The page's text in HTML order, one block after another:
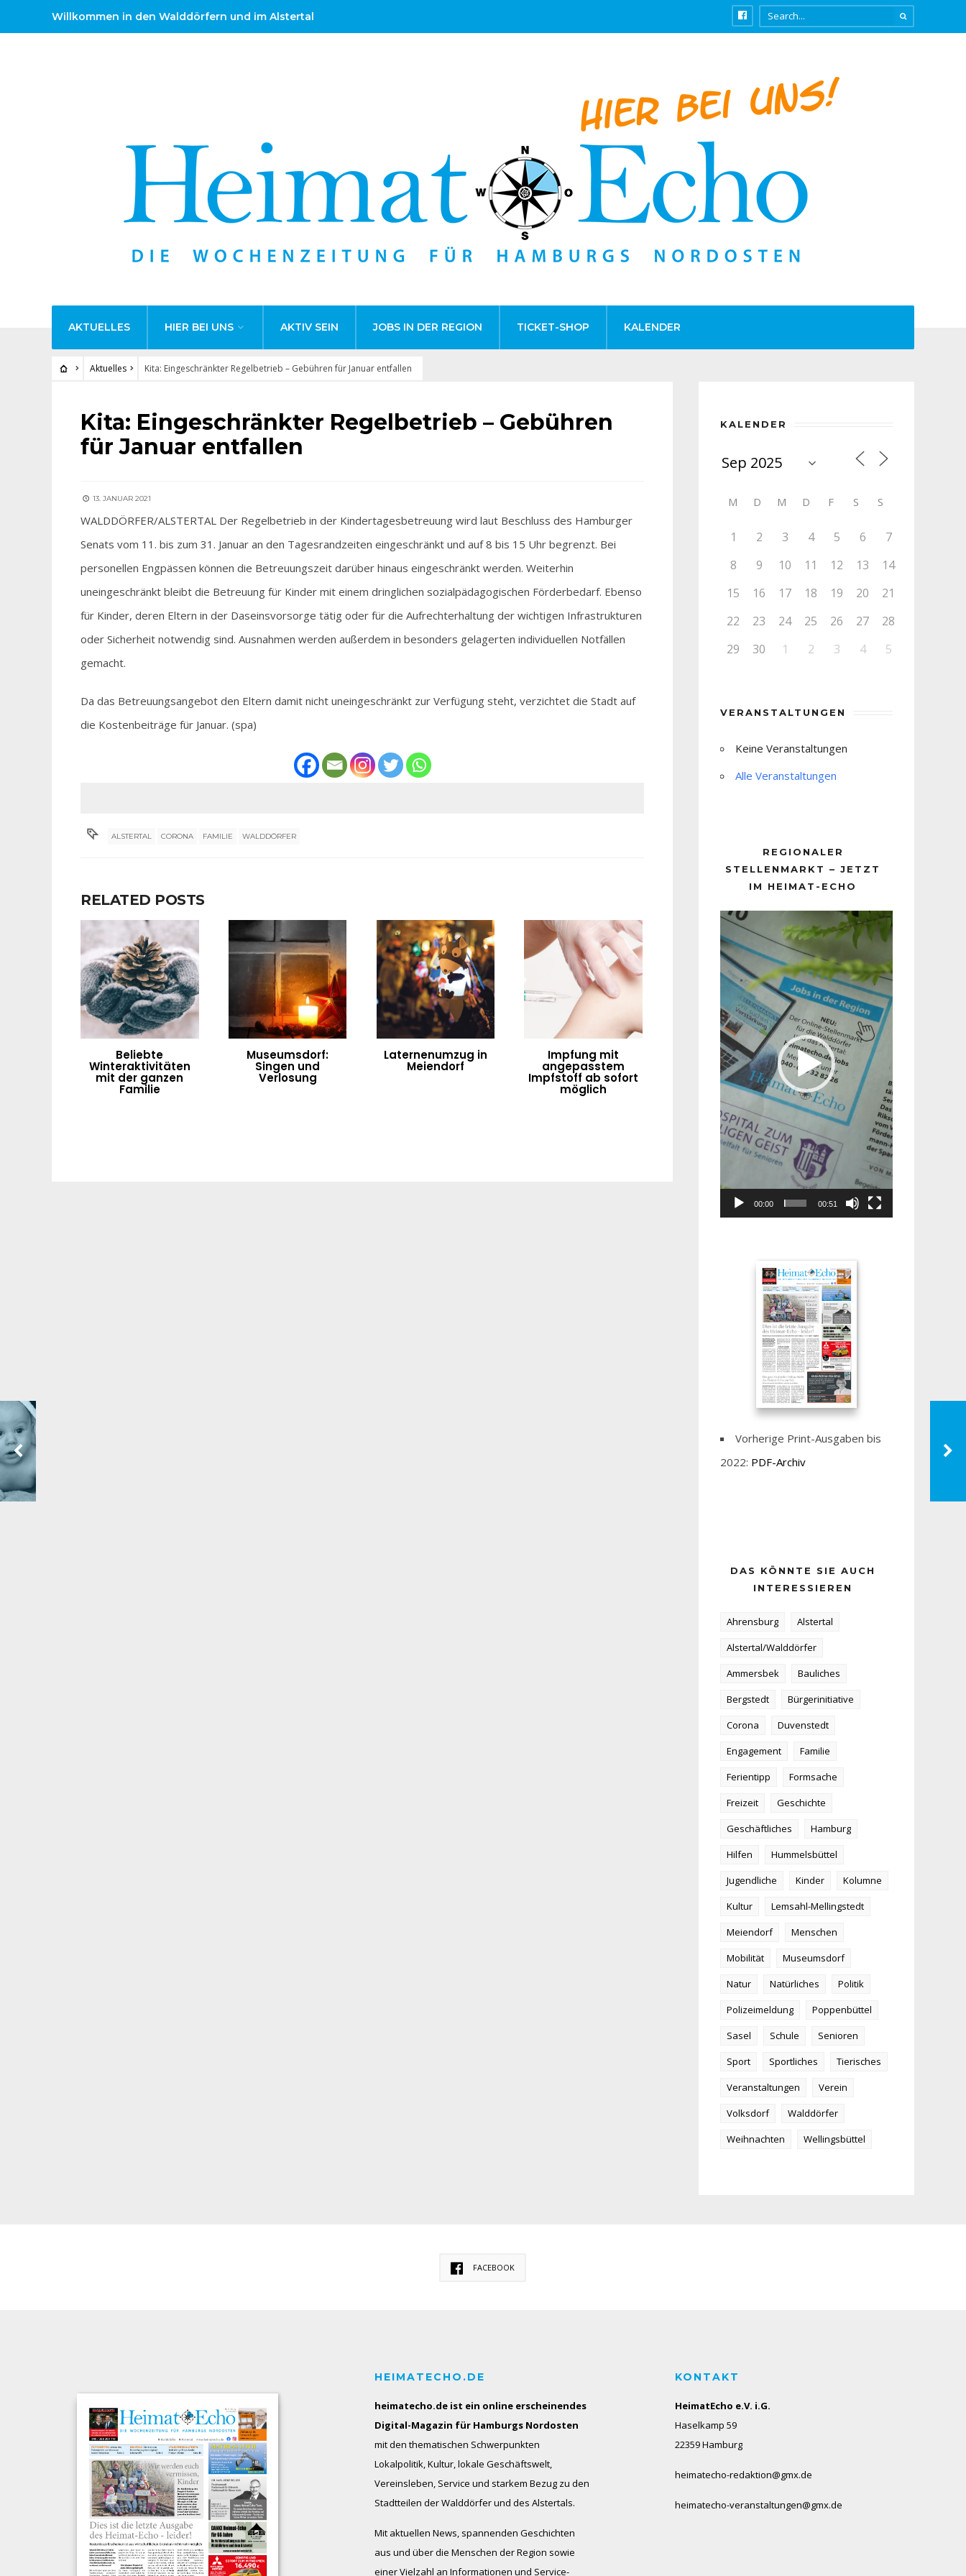
Willkommen in den Walddörfern und im Alstertal
AKTUELLES HIER BEI UNS AKTIV SEIN JOBS IN DER REGION TICKET-SHOP KALENDER
Aktuelles Kita: Eingeschränkter Regelbetrieb – Gebühren für Januar entfallen
AKTUELLES
Kita: Eingeschränkter Regelbetrieb – Gebühren
für Januar entfallen
13. JANUAR 2021
WALDDÖRFER/ALSTERTAL Der Regelbetrieb in der Kindertagesbetreuung wird laut Beschluss des Hamburger
Senats vom 11. bis zum 31. Januar an den Tagesrandzeiten eingeschränkt und auf 8 bis 15 Uhr begrenzt. Bei
personellen Engpässen können die Betreuungszeit darüber hinaus eingeschränkt werden. Weiterhin
uneingeschränkt bleibt die Betreuung für Kinder mit einem dringlichen sozial­pädagogischen Förderbedarf. Ebenso
für Kinder, deren Eltern in der Daseinsvorsorge tätig oder für die Aufrechterhaltung der wichtigen Infrastrukturen
oder Sicherheit notwendig sind. Ausnahmen werden außerdem in besonders gelagerten individuellen Notfällen
gemacht.
Da das Betreuungsangebot den Eltern damit nicht uneingeschränkt zur Verfügung steht, verzichtet die Stadt auf
die Kostenbeiträge für Januar. (spa)
ALSTERTAL CORONA FAMILIE WALDDÖRFER
RELATED POSTS
Beliebte
Winteraktivitäten
mit der ganzen
Familie
Museumsdorf:
Singen und
Verlosung
Laternenumzug in
Meiendorf
Impfung mit
angepasstem
Impfstoff ab sofort
möglich
KALENDER
M D M D F S S
1 2 3 4 5 6
7
8
9 10 11 12 13
14
15
16 17 18 19 20
21
22
23 24 25 26 27
28
29
30 1 2 3 4 5
VERANSTALTUNGEN
Keine Veranstaltungen
Alle Veranstaltungen
REGIONALER
STELLENMARKT – JETZT
IM HEIMAT-ECHO
Player
00:00 00:51
Vorherige Print-Ausgaben bis
2022: PDF-Archiv
DAS KÖNNTE SIE AUCH
INTERESSIEREN
Ahrensburg
Alstertal
Alstertal/Walddörfer
Ammersbek
Bauliches
Bergstedt
Bürgerinitiative
Corona
Duvenstedt
Engagement
Familie
Ferientipp
Formsache
Freizeit
Geschichte
Geschäftliches
Hamburg
Hilfen
Hummelsbüttel
Jugendliche
Kinder
Kolumne
Kultur
Lemsahl-Mellingstedt
Meiendorf
Menschen
Mobilität
Museumsdorf
Natur
Natürliches
Politik
Polizeimeldung
Poppenbüttel
Sasel
Schule
Senioren
Sport
Sportliches
Tierisches
Veranstaltungen
Verein
Volksdorf
Walddörfer
Weihnachten
Wellingsbüttel
FACEBOOK
HEIMATECHO.DE
heimatecho.de ist ein online erscheinendes
Digital-Magazin für Hamburgs Nordosten
mit den thematischen Schwerpunkten
Lokalpolitik, Kultur, lokale Geschäftswelt,
Vereinsleben, Service und starkem Bezug zu den
Stadtteilen der Walddörfer und des Alstertals.
Mit aktuellen News, spannenden Geschichten
aus und über die Menschen der Region sowie
einer Vielzahl an Informationen und Service-
KONTAKT
HeimatEcho e.V. i.G.
Haselkamp 59
22359 Hamburg
heimatecho-redaktion@gmx.de
heimatecho-veranstaltungen@gmx.de